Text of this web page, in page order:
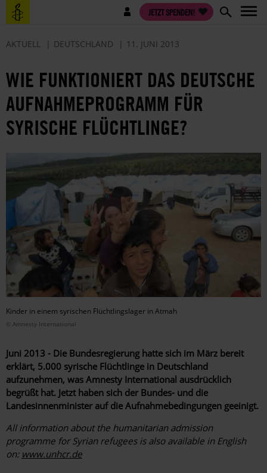
Direkt
zum
Benutzermenü JETZT SPENDEN!
AKTUELL DEUTSCHLAND 11. JUNI 2013
WIE FUNKTIONIERT DAS DEUTSCHE
AUFNAHMEPROGRAMM FÜR
SYRISCHE FLÜCHTLINGE?
Kinder in einem syrischen Flüchtlingslager in Atmah
© Amnesty International
Juni 2013 - Die Bundesregierung hatte sich im März bereit
erklärt, 5.000 syrische Flüchtlinge in Deutschland
aufzunehmen, was Amnesty International ausdrücklich
begrüßt hat. Jetzt haben sich der Bundes- und die
Landesinnenminister auf die Aufnahmebedingungen geeinigt.
All information about the humanitarian admission
programme for Syrian refugees is also available in English
on: www.unhcr.de